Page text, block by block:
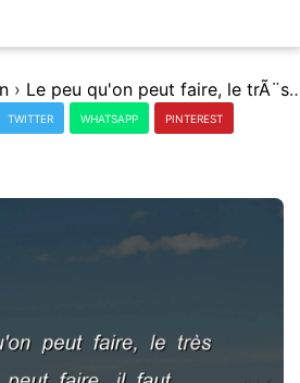
› Le peu qu'on peut faire, le trÃ¨s
TWITTER WHATSAPP PINTEREST